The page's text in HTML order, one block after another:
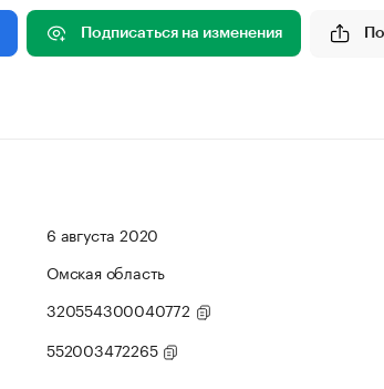
Подписаться на изменения
6 августа 2020
Омская область
320554300040772
552003472265